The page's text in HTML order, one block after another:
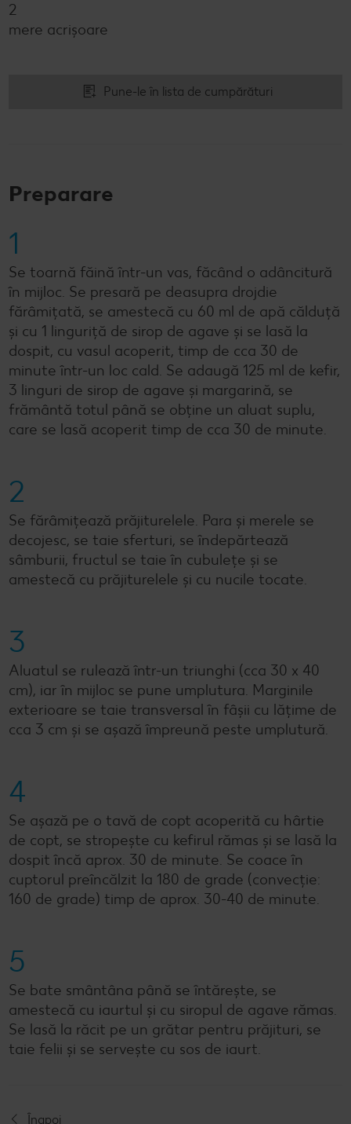
2
mere acrişoare
Pune-le în lista de cumpărături
Preparare
1
Se toarnă făină într-un vas, făcând o adâncitură
în mijloc. Se presară pe deasupra drojdie
fărâmițată, se amestecă cu 60 ml de apă călduță
și cu 1 linguriță de sirop de agave și se lasă la
dospit, cu vasul acoperit, timp de cca 30 de
minute într-un loc cald. Se adaugă 125 ml de kefir,
3 linguri de sirop de agave și margarină, se
frământă totul până se obține un aluat suplu,
care se lasă acoperit timp de cca 30 de minute.
2
Se fărâmițează prăjiturelele. Para și merele se
decojesc, se taie sferturi, se îndepărtează
sâmburii, fructul se taie în cubulețe și se
amestecă cu prăjiturelele și cu nucile tocate.
3
Aluatul se rulează într-un triunghi (cca 30 x 40
cm), iar în mijloc se pune umplutura. Marginile
exterioare se taie transversal în fâșii cu lățime de
cca 3 cm și se așază împreună peste umplutură.
4
Se așază pe o tavă de copt acoperită cu hârtie
de copt, se stropește cu kefirul rămas și se lasă la
dospit încă aprox. 30 de minute. Se coace în
cuptorul preîncălzit la 180 de grade (convecție:
160 de grade) timp de aprox. 30-40 de minute.
5
Se bate smântâna până se întărește, se
amestecă cu iaurtul și cu siropul de agave rămas.
Se lasă la răcit pe un grătar pentru prăjituri, se
taie felii și se servește cu sos de iaurt.
Înapoi